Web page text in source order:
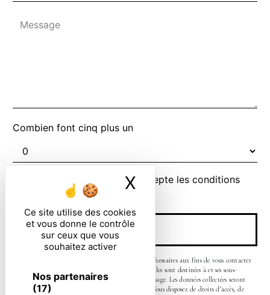
Ce site utilise des cookies
et vous donne le contrôle
sur ceux que vous
souhaitez activer
Nos partenaires
(17)
X Masquer le
Combien font cinq plus un
En cochant cette case, j'accepte les conditions
particulières ci-dessous **
ENVOYER
** Les données personnelles communiquées sont nécessaires aux fins de vous contacter
et sont enregistrées dans un fichier informatisé. Elles sont destinées à et ses sous-
traitants dans le seul but de répondre à votre message. Les données collectées seront
communiquées aux seuls destinataires suivants: . Vous disposez de droits d’accès, de